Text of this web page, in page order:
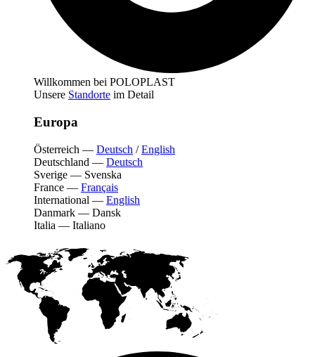
Willkommen bei POLOPLAST
Unsere Standorte im Detail
Europa
Österreich — Deutsch /English
Deutschland — Deutsch
Sverige — Svenska
France — Français
International — English
Danmark — Dansk
Italia — Italiano